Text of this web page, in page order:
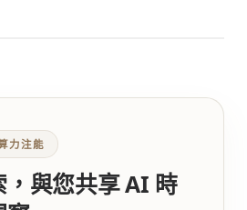
力注能
與您共享 AI 時